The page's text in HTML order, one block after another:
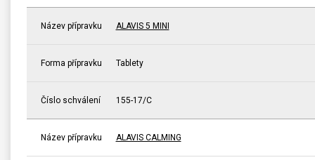
Název přípravku ALAVIS 5 MINI
Forma přípravku Tablety
Číslo schválení 155-17/C
Název přípravku ALAVIS CALMING